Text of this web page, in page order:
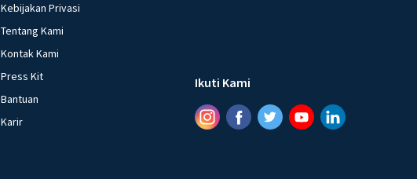
Kebijakan Privasi
Tentang Kami
Kontak Kami
Press Kit
Bantuan
Karir
Ikuti Kami